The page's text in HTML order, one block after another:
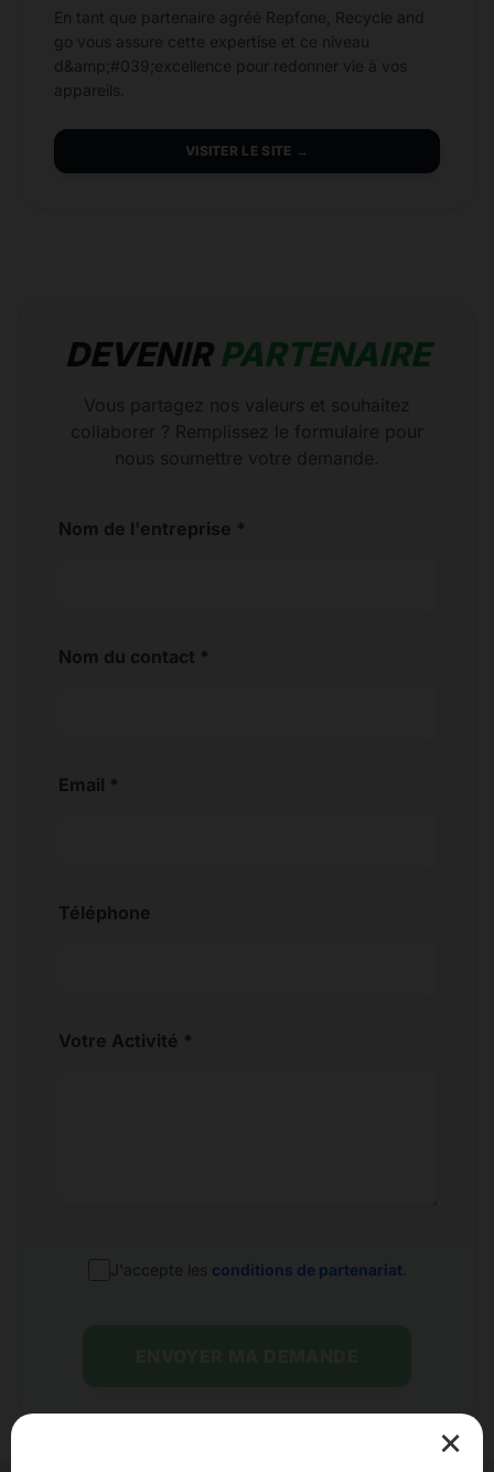
En tant que partenaire agréé Repfone, Recycle and
go vous assure cette expertise et ce niveau
d&amp;#039;excellence pour redonner vie à vos
appareils.
VISITER LE SITE →
DEVENIRPARTENAIRE
Vous partagez nos valeurs et souhaitez
collaborer ? Remplissez le formulaire pour
nous soumettre votre demande.
Nom de l'entreprise *
Nom du contact *
Email *
Téléphone
Votre Activité *
J'accepte les conditions de partenariat
×